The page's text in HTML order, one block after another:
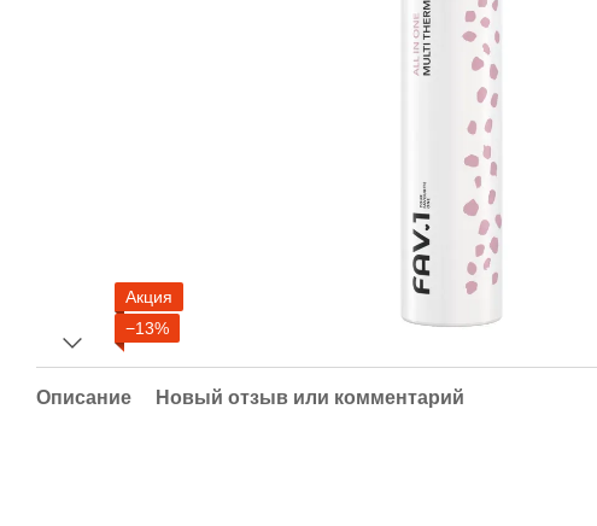
Акция
−13%
Описание Новый отзыв или комментарий